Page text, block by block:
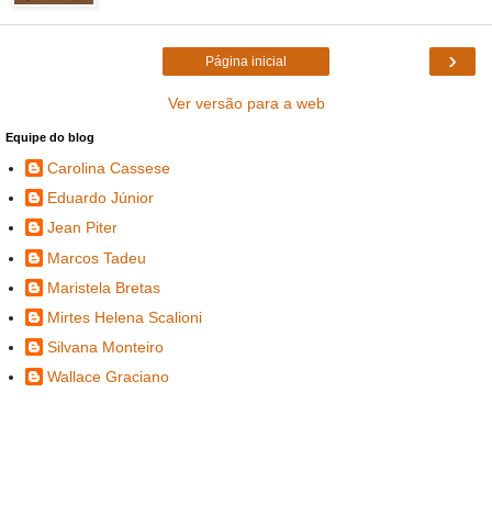
›
Página inicial
Ver versão para a web
Equipe do blog
Carolina Cassese
Eduardo Júnior
Jean Piter
Marcos Tadeu
Maristela Bretas
Mirtes Helena Scalioni
Silvana Monteiro
Wallace Graciano